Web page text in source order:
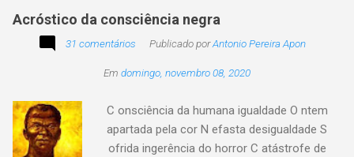
apenas passe alheio a tudo, tem quem aprenda
com o passar... Eu tenho aprendido:
Acróstico da consciência negra
31 comentários Publicado porAntonio Pereira Apon
Em domingo, novembro 08, 2020
C onsciência da humana igualdade O ntem
apartada pela cor N efasta desigualdade S
ofrida ingerência do horror C atástrofe de